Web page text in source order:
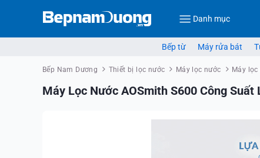
Danh mục
Bếp từ Máy rửa bát
Bếp Nam Dương Thiết bị lọc nước Máy lọc nước Máy
Máy Lọc Nước AOSmith S600 Công Suất